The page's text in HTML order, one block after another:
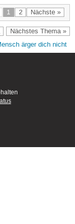
1 2 Nächste »
Nächstes Thema »
ärger dich nicht